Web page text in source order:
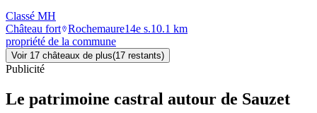
Classé MH
Château fort Rochemaure14e s.10.1 km
propriété de la commune
Voir 17 châteaux de plus(17 restants)
Publicité
Le patrimoine castral autour de Sauzet